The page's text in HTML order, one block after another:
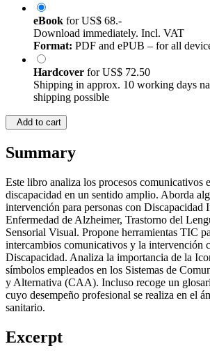
eBook forUS$ 68.-
Download immediately. Incl. VAT
Format: PDF and ePUB – for all
Hardcover forUS$ 72.50
Shipping in approx. 10 working days
shipping possible
Add to cart
Summary
Este libro analiza los procesos comunicativos
discapacidad en un sentido amplio. Aborda
intervención para personas con Discapacidad
Enfermedad de Alzheimer, Trastorno del
Sensorial Visual. Propone herramientas TIC
intercambios comunicativos y la intervención
Discapacidad. Analiza la importancia de la
símbolos empleados en los Sistemas de
y Alternativa (CAA). Incluso recoge un
cuyo desempeño profesional se realiza en el
sanitario.
Excerpt